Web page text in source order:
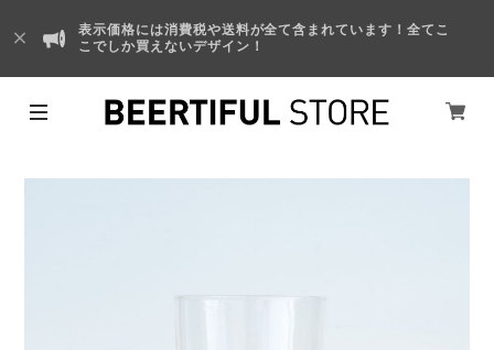
表示価格には消費税や送料が全て含まれています！全てこ
こでしか買えないデザイン！